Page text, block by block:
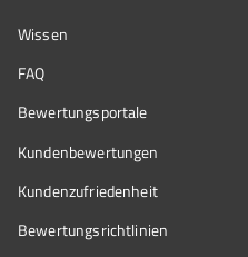
Wissen
FAQ
Bewertungsportale
Kundenbewertungen
Kundenzufriedenheit
Bewertungs­richtlinien